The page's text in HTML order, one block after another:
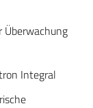
Überwachung
Integral